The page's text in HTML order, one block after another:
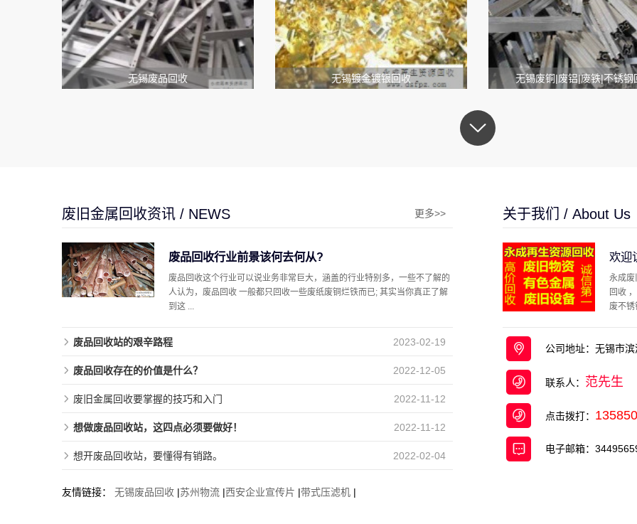
无锡废品回收 无锡镀金镀银回收 无锡废铜|废铝|废铁|不锈钢
废旧金属回收资讯 / NEWS 更多>>
废品回收行业前景该何去何从?
废品回收这个行业可以说业务非常巨大，涵盖的行业特别多，一些不了解的
人认为，废品回收 一般都只回收一些废纸废铜烂铁而已; 其实当你真正了解
到这 ...
废品回收站的艰辛路程 2023-02-19
废品回收存在的价值是什么？ 2022-12-05
废旧金属回收要掌握的技巧和入门 2022-11-12
想做废品回收站，这四点必须要做好！ 2022-11-12
想开废品回收站，要懂得有销路。 2022-02-04
关于我们 / About Us
欢迎
永成废
回收
废不锈
公司地址：无锡市
联系人： 范先生
点击拨打：
电子邮箱：
友情链接： 无锡废品回收 |苏州物流 |西安企业宣传片 |带式压滤机 |